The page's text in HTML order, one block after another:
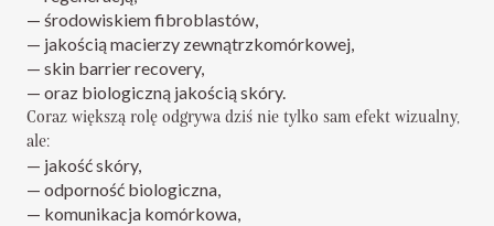
— środowiskiem fibroblastów,
— jakością macierzy zewnątrzkomórkowej,
— skin barrier recovery,
— oraz biologiczną jakością skóry.
Coraz większą rolę odgrywa dziś nie tylko sam efekt wizualny,
ale:
— jakość skóry,
— odporność biologiczna,
— komunikacja komórkowa,